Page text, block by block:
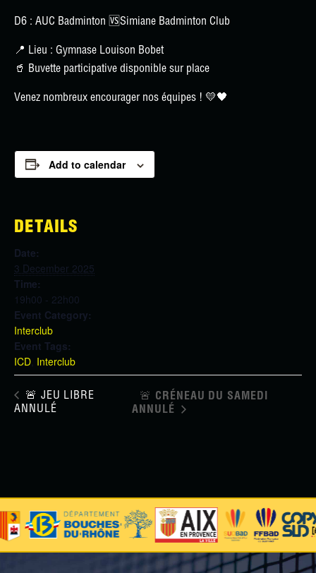
D6 : AUC Badminton 🆚Simiane Badminton Club
📍 Lieu : Gymnase Louison Bobet
🥤 Buvette participative disponible sur place
Venez nombreux encourager nos équipes ! 💛🖤
Add to calendar
DETAILS
Date:
3 December 2025
Time:
19h00 - 22h00
Event Category:
Interclub
Event Tags:
ICD Interclub
🚨 JEU LIBRE
ANNULÉ
🚨​ CRÉNEAU DU SAMEDI
ANNULÉ